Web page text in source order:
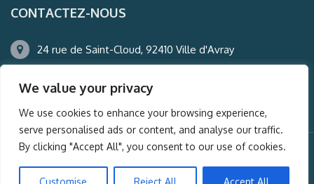
We value your privacy
We use cookies to enhance your browsing experience,
serve personalised ads or content, and analyse our traffic.
By clicking "Accept All", you consent to our use of cookies.
Customise Reject All Accept All
CONTACTEZ-NOUS
24 rue de Saint-Cloud, 92410 Ville d'Avray